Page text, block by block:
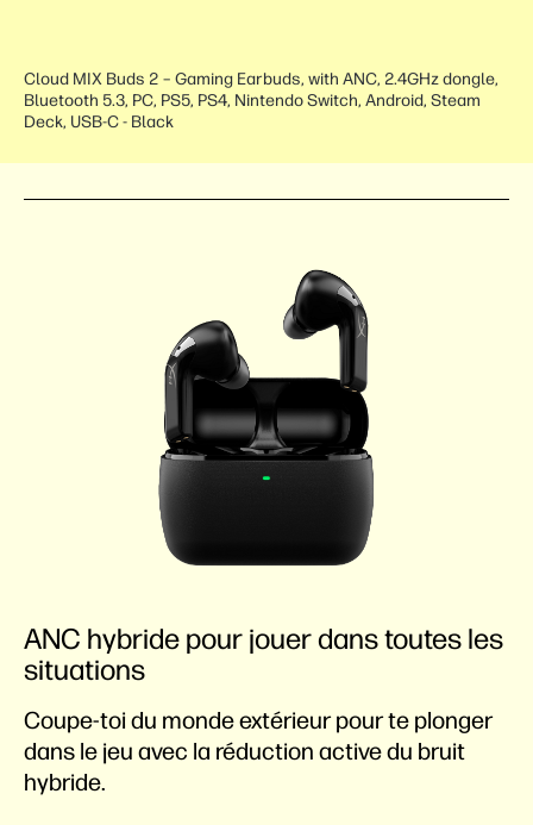
Cloud MIX Buds 2 – Gaming Earbuds, with ANC, 2.4GHz dongle,
Bluetooth 5.3, PC, PS5, PS4, Nintendo Switch, Android, Steam
Deck, USB-C - Black
ANC hybride pour jouer dans toutes les
situations
Coupe-toi du monde extérieur pour te plonger
dans le jeu avec la réduction active du bruit
hybride.